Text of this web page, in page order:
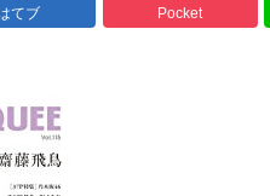
てブ Pocket